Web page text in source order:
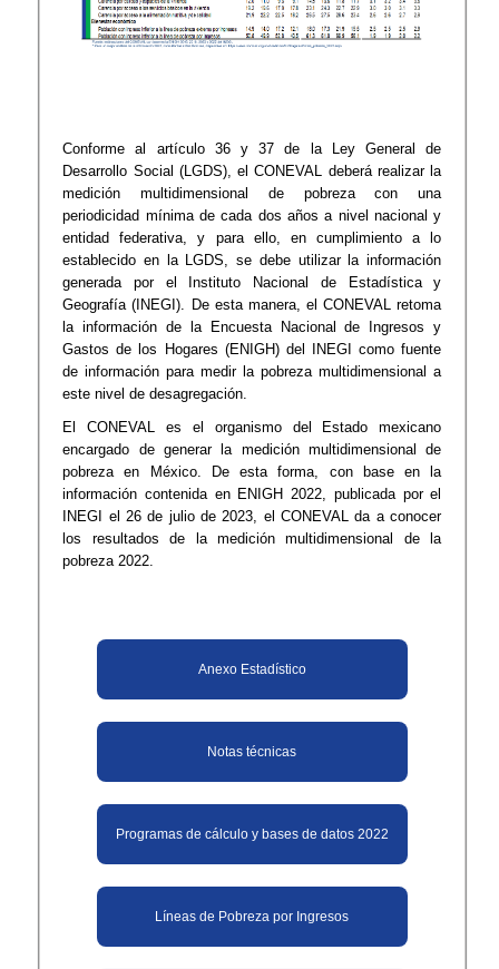
Conforme al artículo 36 y 37 de la Ley General de
Desarrollo Social (LGDS), el CONEVAL deberá realizar la
medición multidimensional de pobreza con una
periodicidad mínima de cada dos años a nivel nacional y
entidad federativa, y para ello, en cumplimiento a lo
establecido en la LGDS, se debe utilizar la información
generada por el Instituto Nacional de Estadística y
Geografía (INEGI). De esta manera, el CONEVAL retoma
la información de la Encuesta Nacional de Ingresos y
Gastos de los Hogares (ENIGH) del INEGI como fuente
de información para medir la pobreza multidimensional a
este nivel de desagregación.
El CONEVAL es el organismo del Estado mexicano
encargado de generar la medición multidimensional de
pobreza en México. De esta forma, con base en la
información contenida en ENIGH 2022, publicada por el
INEGI el 26 de julio de 2023, el CONEVAL da a conocer
los resultados de la medición multidimensional de la
pobreza 2022.
Anexo​ Esta​dístico
Notas técnicas
Programas de cálculo y bases de datos 2022
Líneas de Pobreza por Ingresos